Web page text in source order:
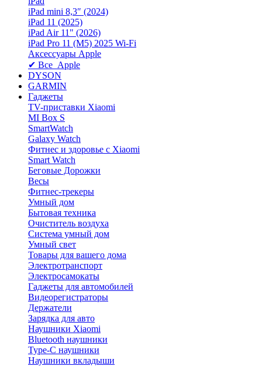
iPad mini 8,3″ (2024)
iPad 11 (2025)
iPad Air 11" (2026)
iPad Pro 11 (M5) 2025 Wi-Fi
Аксессуары Apple
✔ Все Apple
DYSON
GARMIN
Гаджеты
TV-приставки Xiaomi
MI Box S
SmartWatch
Galaxy Watch
Фитнес и здоровье с Xiaomi
Smart Watch
Беговые Дорожки
Весы
Фитнес-трекеры
Умный дом
Бытовая техника
Очиститель воздуха
Система умный дом
Умный свет
Товары для вашего дома
Электротранспорт
Электросамокаты
Гаджеты для автомобилей
Видеорегистраторы
Держатели
Зарядка для авто
Наушники Xiaomi
Bluetooth наушники
Type-C наушники
Наушники вкладыши